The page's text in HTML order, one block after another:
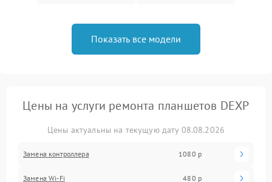
Показать все модели
Цены на услуги ремонта планшетов DEXP
Цены актуальны на текущую дату 08.08.2026
Замена контроллера 1080 р
Замена Wi-Fi 480 р